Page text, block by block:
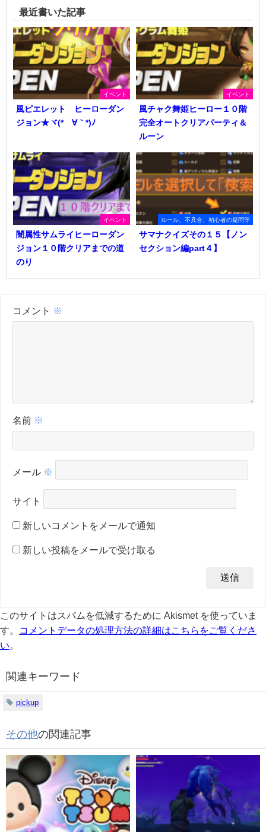
最近書いた記事
イベント
風ピエレット ヒーローダン
ジョン★ヾ(*´∀｀*)ﾉ
イベント
風チャク舞姫ヒーロー１０階
完全オートクリアパーティ＆
ルーン
イベント
闇属性サムライヒーローダン
ジョン１０階クリアまでの道
のり
ルール、不具合、初心者の疑問等
サマナクイズその１５【ノン
セクション編part４】
コメント ※
名前 ※
メール ※
サイト
新しいコメントをメールで通知
新しい投稿をメールで受け取る
このサイトはスパムを低減するために Akismet を使っていま
す。
コメントデータの処理方法の詳細はこちらをご覧くださ
い
関連キーワード
pickup
その他の関連記事